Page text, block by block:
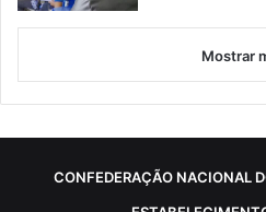
Mostrar
CONFEDERAÇÃO NACIONAL